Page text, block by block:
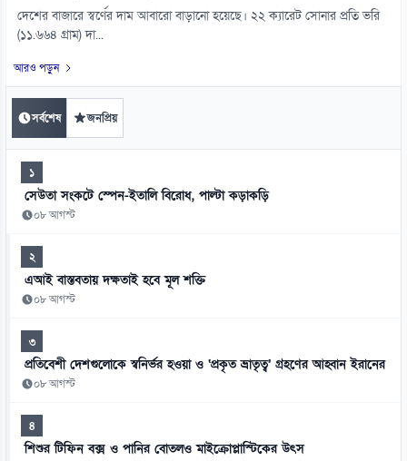
দেশের বাজারে স্বর্ণের দাম আবারো বাড়ানো হয়েছে। ২২ ক্যারেট সোনার প্রতি ভরি
(১১.৬৬৪ গ্রাম) দা...
আরও পড়ুন
সর্বশেষ জনপ্রিয়
১
সেউতা সংকটে স্পেন-ইতালি বিরোধ, পাল্টা কড়াকড়ি
০৮ আগস্ট
২
এআই বাস্তবতায় দক্ষতাই হবে মূল শক্তি
০৮ আগস্ট
৩
প্রতিবেশী দেশগুলোকে স্বনির্ভর হওয়া ও ‘প্রকৃত ভ্রাতৃত্ব’ গ্রহণের আহ্বান ইরানের
০৮ আগস্ট
৪
শিশুর টিফিন বক্স ও পানির বোতলও মাইক্রোপ্লাস্টিকের উৎস